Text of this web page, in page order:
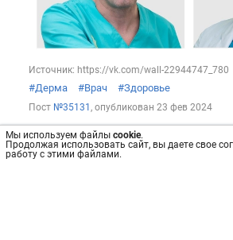
Мы используем файлы cookie.
Продолжая использовать сайт, вы даете свое
работу с этими файлами.
Источник: https://vk.com/wall-22944747_780
#Дерма #Врач #Здоровье
Пост №35131 , опубликован 23 фев 2024
Сохранить